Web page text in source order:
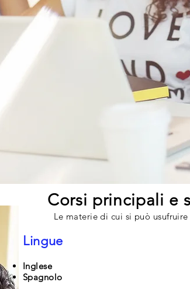
Corsi principali e
Le materie di cui si può
Lingue
Inglese
Spagnolo